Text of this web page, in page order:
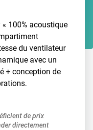
100% acoustique
du ventilateur
avec un
+ conception de
de prix
directement